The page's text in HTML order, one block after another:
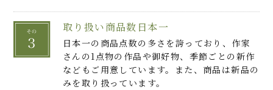
取り扱い商品数日本一
日本一の商品点数の多さを誇っており、作家
さんの1点物の作品や御好物、季節ごとの新作
などもご用意しています。また、商品は新品の
みを取り扱っています。